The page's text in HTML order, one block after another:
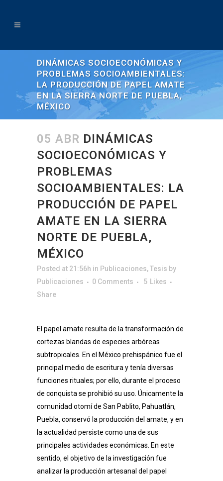
DINÁMICAS SOCIOECONÓMICAS Y
PROBLEMAS SOCIOAMBIENTALES:
LA PRODUCCIÓN DE PAPEL AMATE
EN LA SIERRA NORTE DE PUEBLA,
MÉXICO
05 ABR DINÁMICAS
SOCIOECONÓMICAS Y
PROBLEMAS
SOCIOAMBIENTALES: LA
PRODUCCIÓN DE PAPEL
AMATE EN LA SIERRA
NORTE DE PUEBLA,
MÉXICO
Posted at 21:56h in Publicaciones,Tesis by
Publicaciones
0 Comments 5 Likes
Share
El papel amate resulta de la transformación de
cortezas blandas de especies arbóreas
subtropicales. En el México prehispánico fue el
principal medio de escritura y tenía diversas
funciones rituales; por ello, durante el proceso
de conquista se prohibió su uso. Únicamente la
comunidad otomí de San Pablito, Pahuatlán,
Puebla, conservó la producción del amate, y en
la actualidad persiste como una de sus
principales actividades económicas. En este
sentido, el objetivo de la investigación fue
analizar la producción artesanal del papel